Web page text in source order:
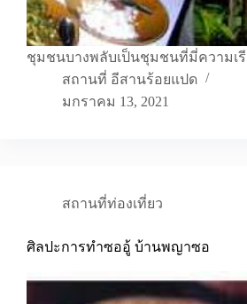
ชุมชนบางพลับเป็นชุมชนที่มี่ความเ
สถานที่ อีสานร้อยแปด
มกราคม 13, 2021
สถานที่ท่องเที่ยว
ศิลปะการทำซออู้ บ้านพญาซอ